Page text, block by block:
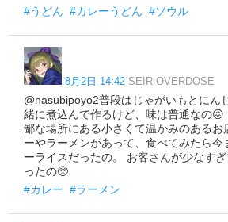
#うどん #カレーうどん #ソウル
8月2日 14:42 SEIR OVERDOSE
@nasubipoyo2普段はじゃがいもとにん
緒に煮込んで作るけど、味は普通なの😖
鄙な場所にある小さくて温かみのあるお
ーやラーメンがあって、食べてみたら今
ーライスだったの。 お客さんが少なす
ったの🥺
#カレー #ラーメン